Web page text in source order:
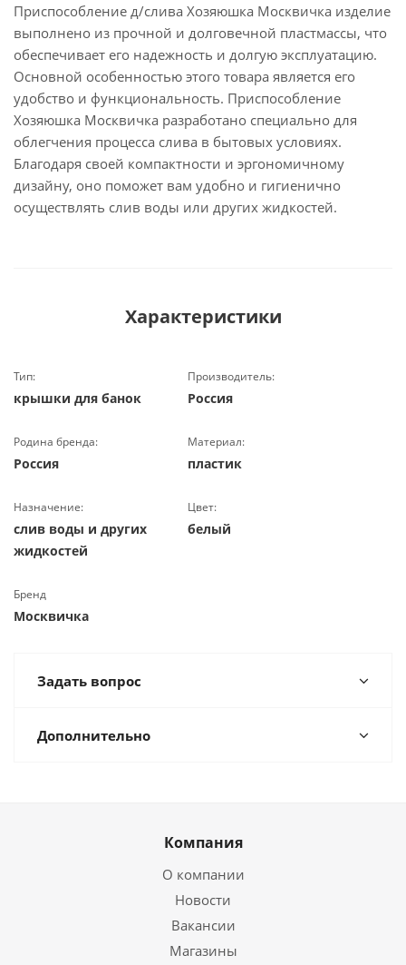
Приспособление д/слива Хозяюшка Москвичка изделие
выполнено из прочной и долговечной пластмассы, что
обеспечивает его надежность и долгую эксплуатацию.
Основной особенностью этого товара является его
удобство и функциональность. Приспособление
Хозяюшка Москвичка разработано специально для
облегчения процесса слива в бытовых условиях.
Благодаря своей компактности и эргономичному
дизайну, оно поможет вам удобно и гигиенично
осуществлять слив воды или других жидкостей.
Характеристики
Тип:
крышки для банок
Производитель:
Россия
Родина бренда:
Россия
Материал:
пластик
Назначение:
слив воды и других
жидкостей
Цвет:
белый
Бренд
Москвичка
Задать вопрос
Дополнительно
Компания
О компании
Новости
Вакансии
Магазины